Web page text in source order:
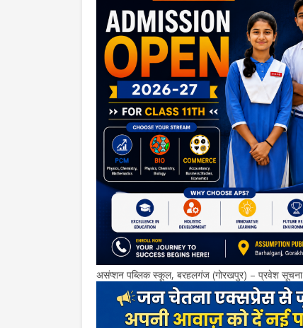
असंप्शन पब्लिक स्कूल, बरहलगंज (गोरखपुर) – प्रवेश सूचना